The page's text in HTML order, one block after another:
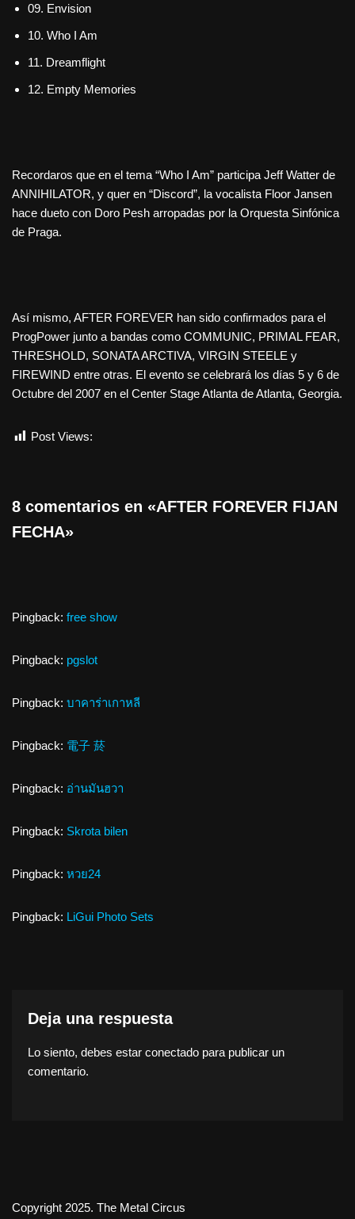
09. Envision
10. Who I Am
11. Dreamflight
12. Empty Memories
Recordaros que en el tema “Who I Am” participa Jeff Watter de
ANNIHILATOR, y quer en “Discord”, la vocalista Floor Jansen
hace dueto con Doro Pesh arropadas por la Orquesta Sinfónica
de Praga.
Así mismo, AFTER FOREVER han sido confirmados para el
ProgPower junto a bandas como COMMUNIC, PRIMAL FEAR,
THRESHOLD, SONATA ARCTIVA, VIRGIN STEELE y
FIREWIND entre otras. El evento se celebrará los días 5 y 6 de
Octubre del 2007 en el Center Stage Atlanta de Atlanta, Georgia.
Post Views:
8 comentarios en «AFTER FOREVER FIJAN
FECHA»
Pingback: free show
Pingback: pgslot
Pingback: บาคาร่าเกาหลี
Pingback: 電子 菸
Pingback: อ่านมันฮวา
Pingback: Skrota bilen
Pingback: หวย24
Pingback: LiGui Photo Sets
Deja una respuesta
Lo siento, debes estar conectado para publicar un
comentario.
Copyright 2025. The Metal Circus